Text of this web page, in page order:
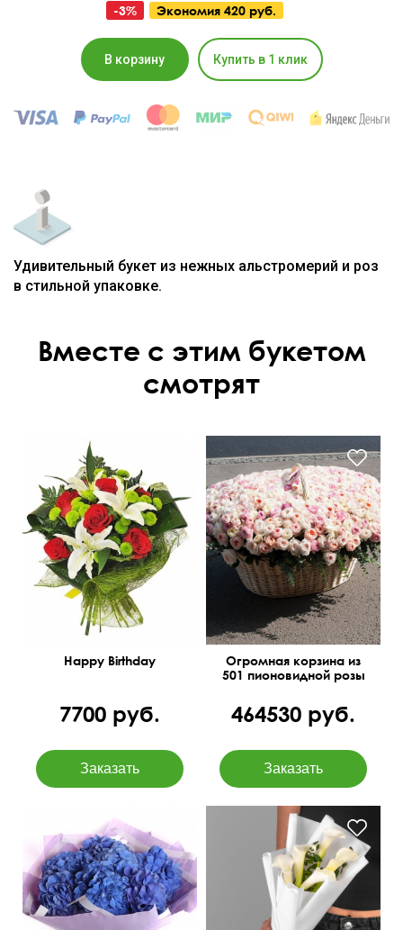
-3% Экономия 420 руб.
В корзину Купить в 1 клик
Удивительный букет из нежных альстромерий и роз
в стильной упаковке.
Вместе с этим букетом
смотрят
Happy Birthday
7700 руб.
Огромная корзина из
501 пионовидной розы
464530 руб.